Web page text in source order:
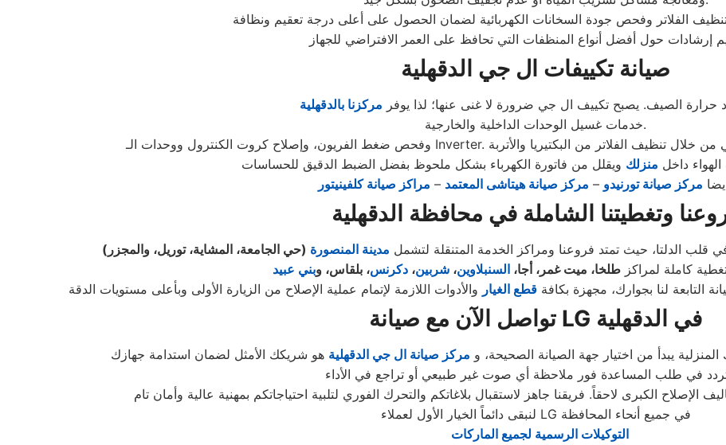
إرشادات حول أفضل أنواع المنظفات التي تحافظ على العمر الافتراضي للجهاز
صيانة تكييفات ال جي الدقهلية
حرارة الصيف. يصبح تكييف ال جي ضرورة لا غنى عنها؛ لذا يوفر مركزنا بالدقهلية
خدمات غسيل الوحدات الداخلية والخارجية.
داخل منزلك ويقلل من فاتورة الكهرباء بشكل ملحوظ بفضل الضبط الدقيق للحساسات
مركز صيانة تورنيدو – مركز صيانة هيتاشى المعتمد – مراكز صيانة كلفينيتور
وتغطيتنا الشاملة في محافظة الدقهلية
قلب الدلتا، حيث تمتد فروعنا ومراكز الخدمة المتنقلة لتشمل مدينة المنصورة (حي الجامعة، المشاية، توريل، والمجزر)
كاملة لمراكزطلخا، ميت غمر، أجا،السنبلاوين،شربين،دكرنس، بلقاس، وبني عبيد
التابعة لنا بجوارك، مجهزة بكافةقطع الغيار والأدوات اللازمة لإتمام عملية الإصلاح من الزيارة الأولى وبأعلى مستويات الدقة
تواصل الآن مع صيانة LG في الدقهلية
يبدأ من اختيار جهة الصيانة الصحيحة، و مركز صيانة ال جي الدقهلية
لنبقى دائماً الخيار الأول لعملاء LG في جميع أنحاء المحافظة
التوكيلات الرسمية لجميع الماركات